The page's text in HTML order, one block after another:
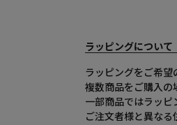
ラッピングについて
ラッピングをご希望
複数商品をご購入の
一部商品ではラッピ
ご注文者様と異なる